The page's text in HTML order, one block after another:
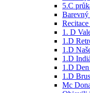
5.C
Barevný
1. D
1.D
1.D
1.D
1.D
1.D
Mc